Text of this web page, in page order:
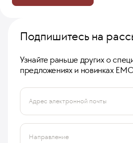
Подпишитесь на
Узнайте раньше других о
предложениях и новинках ЕМС
Адрес электронной почты
Направление